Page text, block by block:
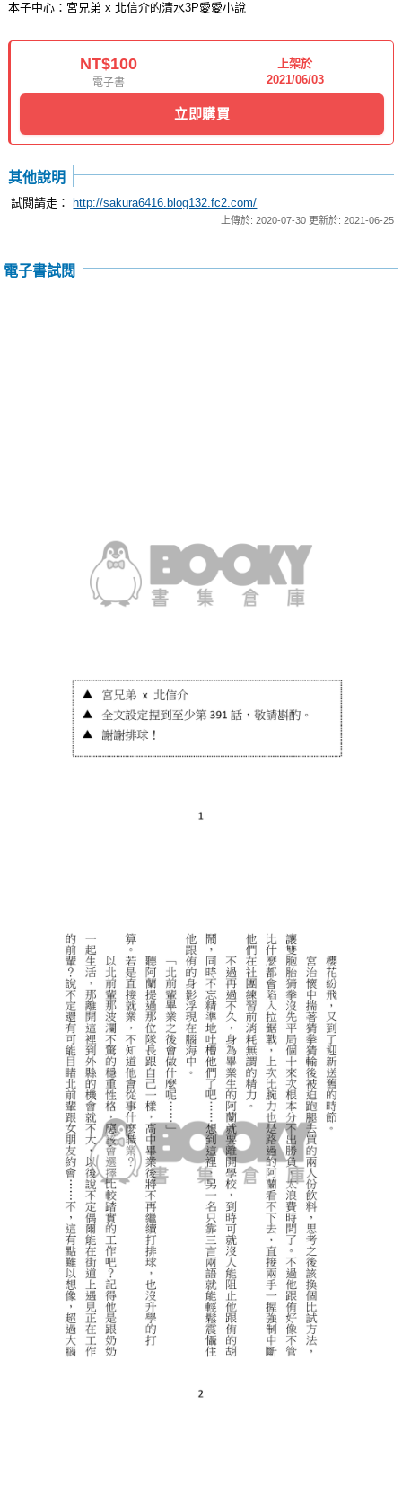
本子中心：宮兄弟 x 北信介的清水3P愛愛小說
NT$100
電子書
上架於
2021/06/03
立即購買
其他說明
試閱請走： http://sakura6416.blog132.fc2.com/
上傳於: 2020-07-30 更新於: 2021-06-25
電子書試閱